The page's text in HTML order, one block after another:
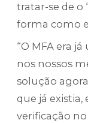
tratar-se de o
forma como
“O MFA era
nos nossos
solução
que já
verificação no